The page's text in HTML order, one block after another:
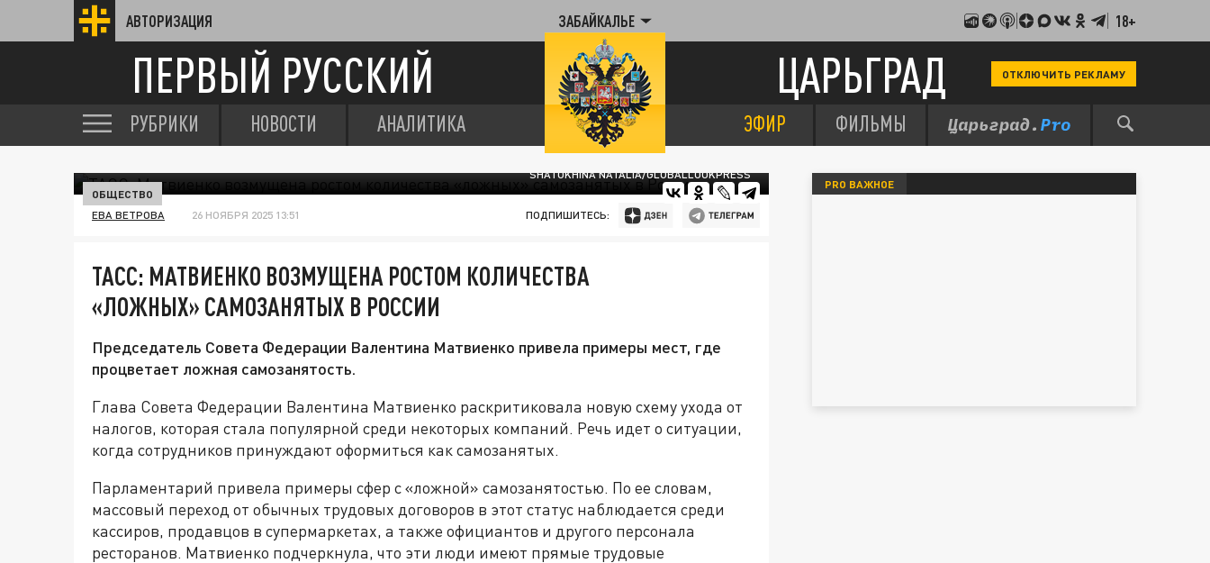
АВТОРИЗАЦИЯ ЗАБАЙКАЛЬЕ 18+
ПЕРВЫЙ РУССКИЙ ЦАРЬГРАД ОТКЛЮЧИТЬ РЕКЛАМУ
РУБРИКИ НОВОСТИ АНАЛИТИКА ЭФИР ФИЛЬМЫ
SHATOKHINA NATALIA/GLOBALLOOKPRESS
ОБЩЕСТВО
ЕВА ВЕТРОВА 26 НОЯБРЯ 2025 13:51 ПОДПИШИТЕСЬ:
ТАСС: МАТВИЕНКО ВОЗМУЩЕНА РОСТОМ КОЛИЧЕСТВА
«ЛОЖНЫХ» САМОЗАНЯТЫХ В РОССИИ
Председатель Совета Федерации Валентина Матвиенко привела примеры мест, где
процветает ложная самозанятость.
Глава Совета Федерации Валентина Матвиенко раскритиковала новую схему ухода от
налогов, которая стала популярной среди некоторых компаний. Речь идет о ситуации,
когда сотрудников принуждают оформиться как самозанятых.
Парламентарий привела примеры сфер с «ложной» самозанятостью. По ее словам,
массовый переход от обычных трудовых договоров в этот статус наблюдается среди
кассиров, продавцов в супермаркетах, а также официантов и другого персонала
ресторанов. Матвиенко подчеркнула, что эти люди имеют прямые трудовые
PRO ВАЖНОЕ